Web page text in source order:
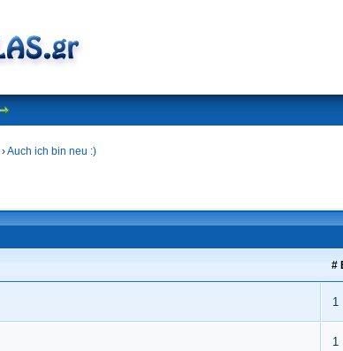
›Auch ich bin neu :)
#
1
1